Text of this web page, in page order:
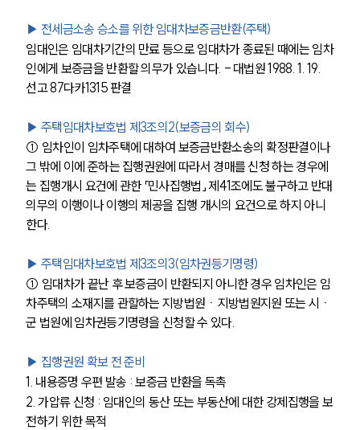
▶ 전세금소송 승소를 위한 임대차보증금반환(주택)
임대인은 임대차기간의 만료 등으로 임대차가 종료된 때에는 임차
인에게 보증금을 반환할 의무가 있습니다. - 대법원 1988. 1. 19.
선고 87다카1315 판결
▶ 주택임대차보호법 제3조의2(보증금의 회수)
① 임차인이 임차주택에 대하여 보증금반환소송의 확정판결이나
그 밖에 이에 준하는 집행권원에 따라서 경매를 신청 하는 경우에
는 집행개시 요건에 관한 「민사집행법」 제41조에도 불구하고 반대
의무의 이행이나 이행의 제공을 집행 개시의 요건으로 하지 아니
한다.
▶ 주택임대차보호법 제3조의3(임차권등기명령)
① 임대차가 끝난 후 보증금이 반환되지 아니한 경우 임차인은 임
차주택의 소재지를 관할하는 지방법원ㆍ지방법원지원 또는 시ㆍ
군 법원에 임차권등기명령을 신청할 수 있다.
▶ 집행권원 확보 전 준비
1. 내용증명 우편 발송 : 보증금 반환을 독촉
2. 가압류 신청 : 임대인의 동산 또는 부동산에 대한 강제집행을 보
전하기 위한 목적